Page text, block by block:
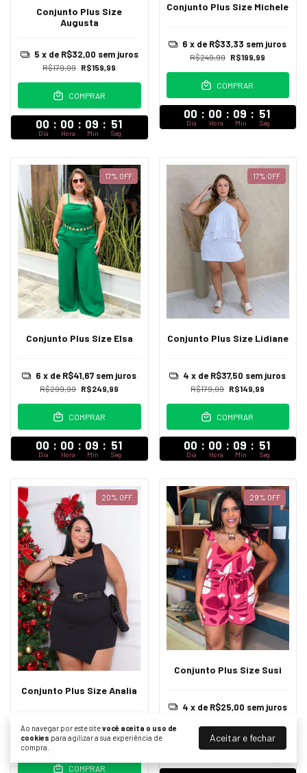
Ao navegar por este sitevocê aceita o uso de
cookies para agilizar a sua experiência de
compra.
Aceitar e fechar
Conjunto Plus Size
Augusta
R$179,99 R$159,99
5 x de R$32,00 sem juros
COMPRAR
00 : 00 : 09 : 47
Dia Hora Min Seg
Conjunto Plus Size Michele
R$249,99 R$199,99
6 x de R$33,33 sem juros
COMPRAR
00 : 00 : 09 : 47
Dia Hora Min Seg
17% OFF
Conjunto Plus Size Elsa
R$299,99 R$249,99
6 x de R$41,67 sem juros
COMPRAR
00 : 00 : 09 : 47
Dia Hora Min Seg
17% OFF
Conjunto Plus Size Lidiane
R$179,99 R$149,99
4 x de R$37,50 sem juros
COMPRAR
00 : 00 : 09 : 47
Dia Hora Min Seg
20% OFF
Conjunto Plus Size Analia
R$99,99 R$79,99
4x deR$20,00sem juros
COMPRAR
29% OFF
Conjunto Plus Size Susi
4 x de R$25,00 sem juros
COMPRAR